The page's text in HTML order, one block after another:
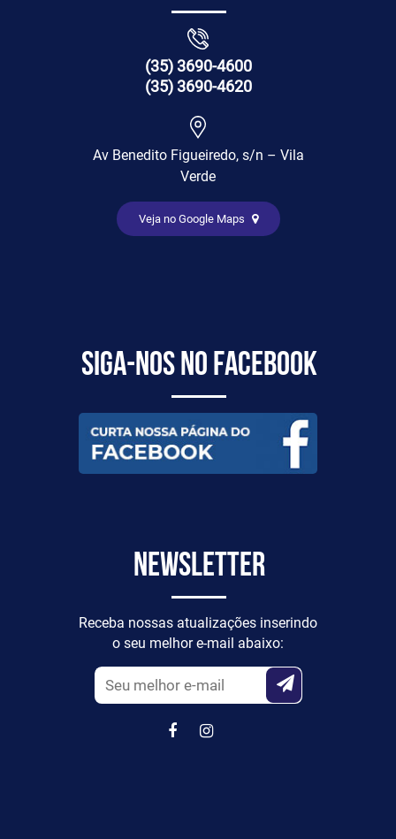
(35) 3690-4600
(35) 3690-4620
Av Benedito Figueiredo, s/n – Vila
Verde
Veja no Google Maps
Siga-nos no Facebook
Newsletter
Receba nossas atualizações inserindo
o seu melhor e-mail abaixo: